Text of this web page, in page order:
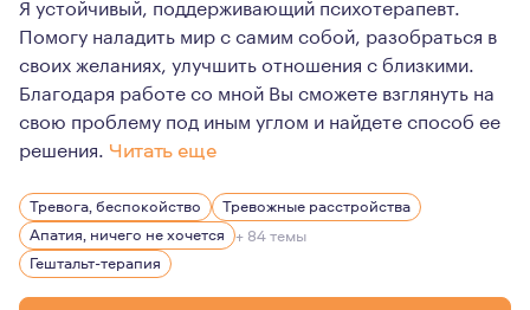
Помогу наладить мир с самим собой, разобраться в
своих желаниях, улучшить отношения с близкими.
Благодаря работе со мной Вы сможете взглянуть на
свою проблему под иным углом и найдете способ ее
решения. Читать еще
Я в браке 25 лет, имею троих детей. Личный опыт
Тревога, беспокойство
Тревожные расстройства
Апатия, ничего не хочется + 84 темы
Гештальт-терапия